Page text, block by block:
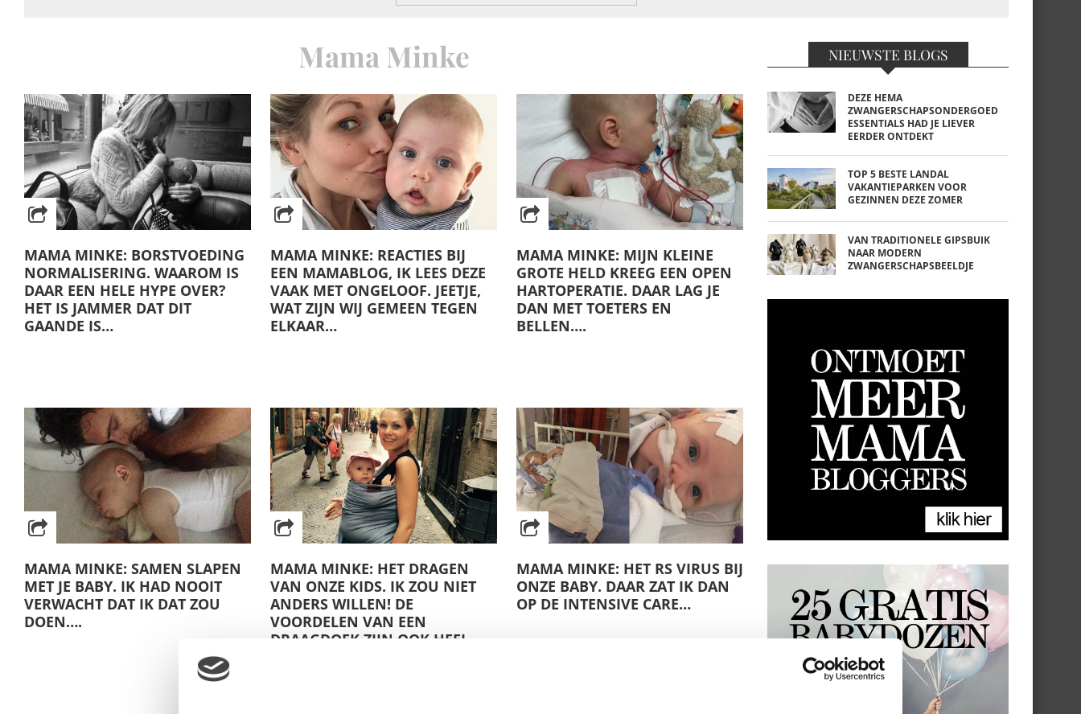
Mama Minke
MAMA MINKE: BORSTVOEDING
NORMALISERING. WAAROM IS
DAAR EEN HELE HYPE OVER?
HET IS JAMMER DAT DIT
GAANDE IS…
MAMA MINKE: REACTIES BIJ
EEN MAMABLOG, IK LEES DEZE
VAAK MET ONGELOOF. JEETJE,
WAT ZIJN WIJ GEMEEN TEGEN
ELKAAR…
MAMA MINKE: MIJN KLEINE
GROTE HELD KREEG EEN OPEN
HARTOPERATIE. DAAR LAG JE
DAN MET TOETERS EN
BELLEN….
MAMA MINKE: SAMEN SLAPEN
MET JE BABY. IK HAD NOOIT
VERWACHT DAT IK DAT ZOU
DOEN….
MAMA MINKE: HET DRAGEN
VAN ONZE KIDS. IK ZOU NIET
ANDERS WILLEN! DE
VOORDELEN VAN EEN
DRAAGDOEK ZIJN OOK HEEL
MAMA MINKE: HET RS VIRUS BIJ
ONZE BABY. DAAR ZAT IK DAN
OP DE INTENSIVE CARE…
NIEUWSTE BLOGS
DEZE HEMA
ZWANGERSCHAPSONDERGOED
ESSENTIALS HAD JE LIEVER
EERDER ONTDEKT
TOP 5 BESTE LANDAL
VAKANTIEPARKEN VOOR
GEZINNEN DEZE ZOMER
VAN TRADITIONELE GIPSBUIK
NAAR MODERN
ZWANGERSCHAPSBEELDJE